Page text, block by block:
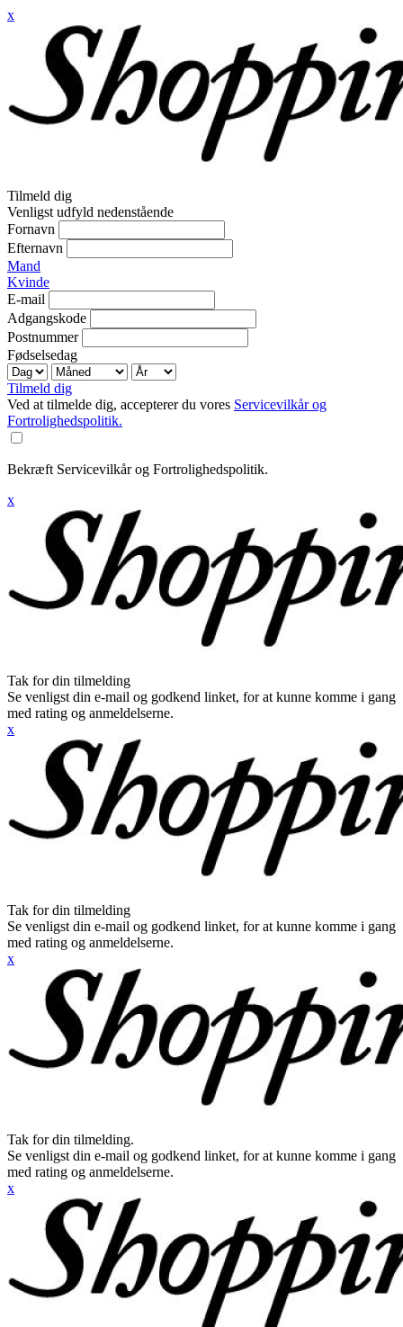
x
Tilmeld dig
Venligst udfyld nedenstående
Fornavn
Efternavn
Mand
Kvinde
E-mail
Adgangskode
Postnummer
Fødselsedag
Tilmeld dig
Ved at tilmelde dig, accepterer du vores Servicevilkår og
Fortrolighedspolitik.
Bekræft Servicevilkår og Fortrolighedspolitik.
x
Tak for din tilmelding
Se venligst din e-mail og godkend linket, for at kunne komme i gang
med rating og anmeldelserne.
x
Tak for din tilmelding
Se venligst din e-mail og godkend linket, for at kunne komme i gang
med rating og anmeldelserne.
x
Tak for din tilmelding.
Se venligst din e-mail og godkend linket, for at kunne komme i gang
med rating og anmeldelserne.
x